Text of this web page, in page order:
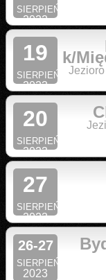
SIERPIEŃ
2022
19
SIERPIEŃ
2023
k/
20
SIERPIEŃ
2023
27
SIERPIEŃ
2023
26-27
SIERPIEŃ
2023